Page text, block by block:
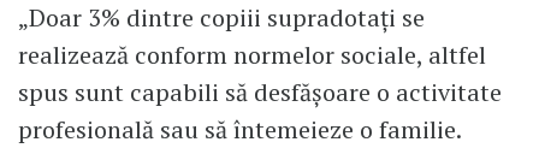
„Doar 3% dintre copiii supradotați se
realizează conform normelor sociale, altfel
spus sunt capabili să desfășoare o activitate
profesională sau să întemeieze o familie.